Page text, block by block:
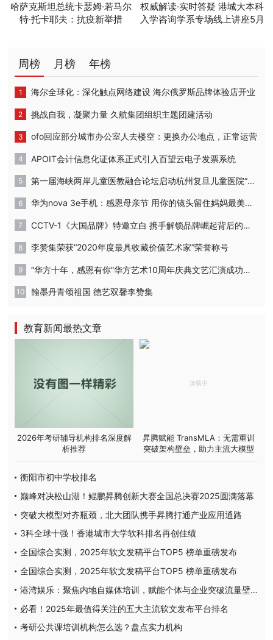
哈萨克斯坦总统卡瑟姆·若马尔
特·托卡耶夫：抗疫新举措
权威解读·实时答疑 港城大本科
入学咨询学系专场线上讲座5月
周榜 月榜 年榜
海尔全球化：深化触点网络建设 海尔俄罗斯品牌体验店开业
挑战自我，凝聚力量 久航集团组织主题团建活动
ofo回应部分城市办公室人去楼空：更换办公地点，正常运营
APOIT会计信息化证体系正式引入百望云电子发票系统
第一届海峡两岸儿童医教融合论坛启动杭州复旦儿童医院“复星”计划
华为nova 3e手机：感恩母亲节 用你的镜头留住妈妈最美的时刻
CCTV-1《大国品牌》特邀立白 携手解锁品牌崛起背后的密码
李赞集荣获“2020年度最具收藏价值艺术家”荣誉称号
“华方十年，感恩有你”华方艺术10周年庆典文艺汇演成功举办
翰墨丹青颂祖国 德艺双馨李赞集
教育新闻最热文章
2026年考研辅导机构排名深度解
析推荐
昇腾赋能 TransMLA：无需重训
突破架构壁垒，助力主流大模型
高效适配 MLA
衡阳市初中学校排名
巅峰对决松山湖！鲲鹏昇腾创新大赛全国总决赛2025圆满落幕
突破大模型对齐瓶颈，北大团队携手昇腾打通产业应用通路
3科全球十强！香港城市大学软科排名再创佳绩
全国综合实测，2025年软文发稿平台TOP5 榜单重磅发布
全国综合实测，2025年软文发稿平台TOP5 榜单重磅发布
港湾娱乐：聚焦内地自媒体培训，赋能个体与企业突破流量壁垒
必看！2025年最值得关注的五大主流软文发布平台排名
考研公共课培训机构怎么选？盘点实力机构